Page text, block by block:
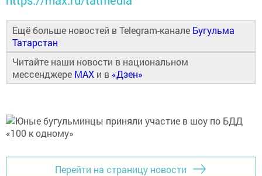
Ещё больше новостей в Telegram-канале Бугульма
Татарстан
Читайте наши новости в национальном
мессенджере MAX и в «Дзен»
Перейти на страницу новости